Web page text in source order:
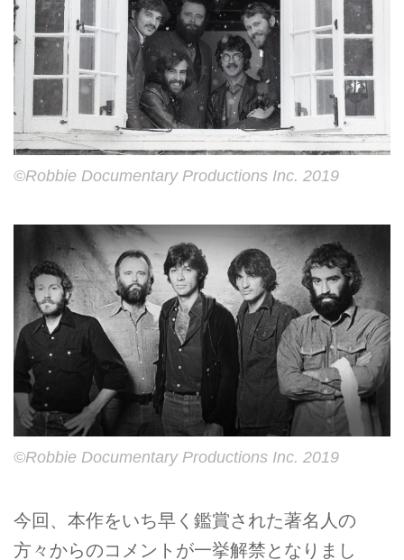
©︎Robbie Documentary Productions Inc. 2019
©︎Robbie Documentary Productions Inc. 2019
今回、本作をいち早く鑑賞された著名人の
方々からのコメントが一挙解禁となりまし